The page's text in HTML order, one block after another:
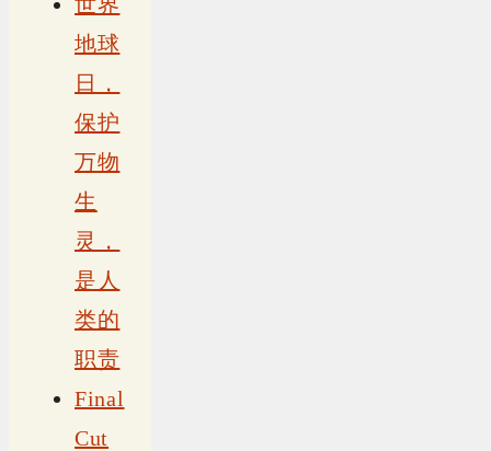
地球
日，
保护
万物
生
灵，
是人
类的
职责
Final
Cut